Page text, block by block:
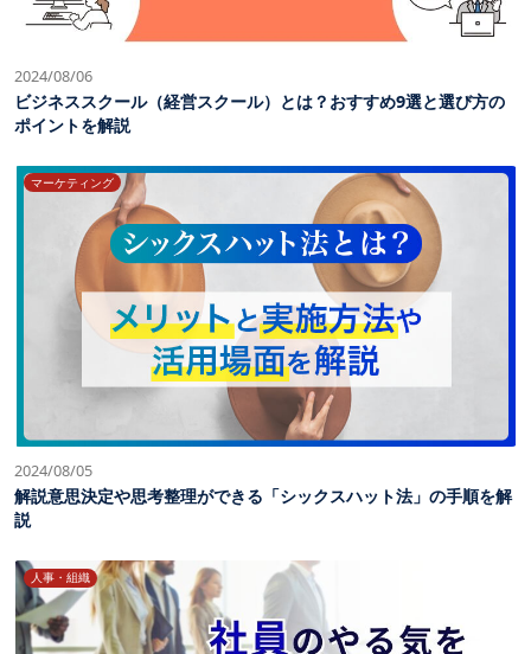
2024/08/06
ビジネススクール（経営スクール）とは？おすすめ9選と選び方の
ポイントを解説
マーケティング
2024/08/05
解説意思決定や思考整理ができる「シックスハット法」の手順を解
説
人事・組織